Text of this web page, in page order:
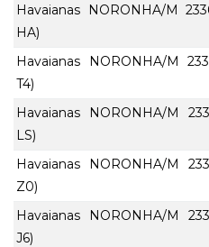
Havaianas NORONHA/M
HA)
Havaianas NORONHA/M
T4)
Havaianas NORONHA/M
LS)
Havaianas NORONHA/M
Z0)
Havaianas NORONHA/M
J6)